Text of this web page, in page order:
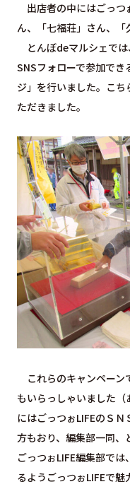
出店者の中にはごっつ
ん、「七福荘」さん、
とんぼdeマルシェでは
SNSフォローで参加で
ジ」を行いました。こ
ただきました。
これらのキャンペーン
もいらっしゃいました
にはごっつぉLIFEのＳ
方もおり、編集部一同、
ごっつぉLIFE編集部で
るようごっつぉLIFEで魅